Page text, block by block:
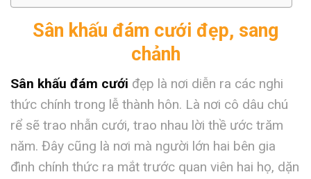
Sân khấu đám cưới đẹp, sang
chảnh
Sân khấu đám cưới đẹp là nơi diễn ra các nghi
thức chính trong lễ thành hôn. Là nơi cô dâu chú
rể sẽ trao nhẫn cưới, trao nhau lời thề ước trăm
năm. Đây cũng là nơi mà người lớn hai bên gia
đình chính thức ra mắt trước quan viên hai họ, dặn